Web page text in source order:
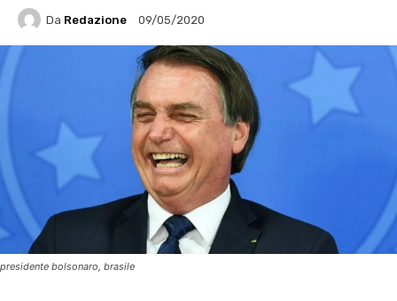
Da Redazione 09/05/2020
presidente bolsonaro, brasile